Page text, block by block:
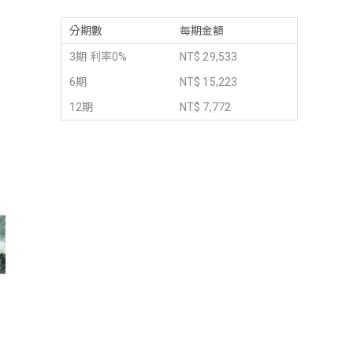
分期數 每期金額
3期 利率0%
NT$ 29,533
6期
NT$ 15,223
12期
NT$ 7,772